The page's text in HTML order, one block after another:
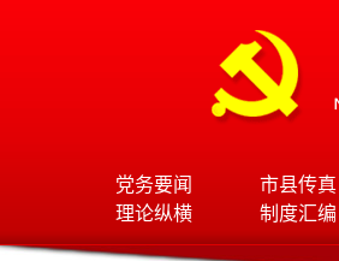
党务要闻 市县传真
理论纵横
制度汇编